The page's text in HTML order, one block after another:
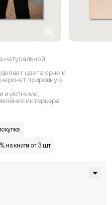
натуральной
цвета ярче и
природную
и уютными,
интерьера
на книги от 3 шт